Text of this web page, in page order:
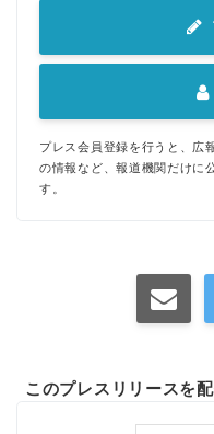
プレス会員登録を行うと、広
の情報など、報道機関だけに
す。
このプレスリリースを